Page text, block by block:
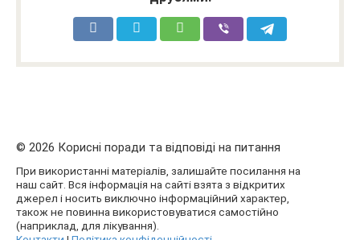
© 2026 Корисні поради та відповіді на питання
При використанні матеріалів, залишайте посилання на
наш сайт. Вся інформація на сайті взята з відкритих
джерел і носить виключно інформаційний характер,
також не повинна використовуватися самостійно
(наприклад, для лікування).